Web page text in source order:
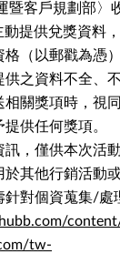
暨客戶規劃部〉
動提供兌獎資料
格（以郵戳為憑
供之資料不全、
相關獎項時，視
供任何獎項。
訊，僅供本次活
於其他行銷活動
針對個資蒐集/處
tw-